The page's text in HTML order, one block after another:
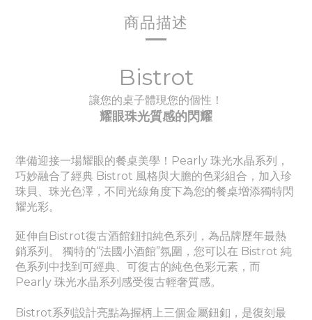
商品描述
Bistrot
讓您的桌子體現您的個性！
耀眼珠光質感的閃耀
準備迎接一場耀眼的餐桌美學！Pearly 珠光水晶系列，
巧妙融合了經典 Bistrot 風格與大膽的色彩組合，加入珍
珠貝、珠光色澤，不同光線角度下為您的餐桌增添獨特閃
耀光彩。
延伸自Bistrot復古酒館鈕扣純色系列，為品牌歷年最熱
銷系列。 獨特的“法國小酒館”氛圍，您可以在 Bistrot 純
色系列中找到可經典、 可復古的純色色彩元素，而
Pearly 珠光水晶系列感受復古輕奢質感。
Bistrot系列設計亮點為握柄上三個金屬鈕釦，是復刻最